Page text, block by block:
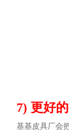
7) 更好
基基皮具厂会